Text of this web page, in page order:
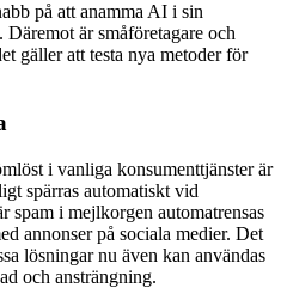
på att anamma AI i sin
är småföretagare och
gäller att testa nya metoder för
i vanliga konsumenttjänster är
spärras automatiskt vid
spam i mejlkorgen automatrensas
annonser på sociala medier. Det
lösningar nu även kan användas
och ansträngning.